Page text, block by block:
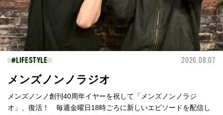
LIFESTYLE 2026.08.07
メンズノンノラジオ
メンズノンノ創刊40周年イヤーを祝して「メンズノンノラジ
オ」、復活！ 毎週金曜日18時ごろに新しいエピソードを配信し